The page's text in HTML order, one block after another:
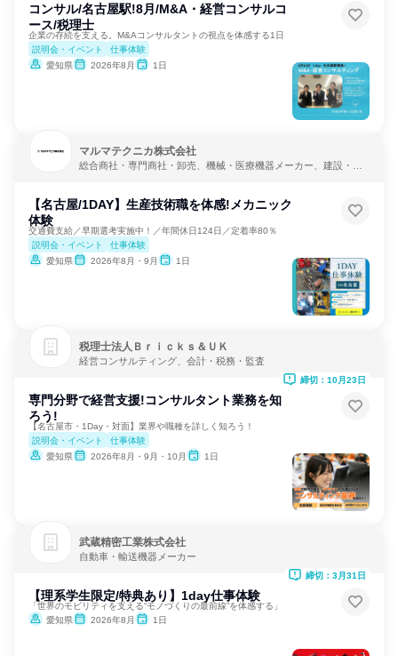
コンサル/名古屋駅!8月/M&A・経営コンサルコ
ース/税理士
企業の存続を支える。M&Aコンサルタントの視点を体感する1日
説明会・イベント
仕事体験
愛知県
2026年8月 1日
マルマテクニカ株式会社
総合商社・専門商社・卸売、機械・医療機器メーカー、建設・修
【名古屋/1DAY】生産技術職を体感!メカニック
体験
交通費支給／早期選考実施中！／年間休日124日／定着率80％
説明会・イベント
仕事体験
愛知県
2026年8月・9月 1日
税理士法人Ｂｒｉｃｋｓ＆ＵＫ
経営コンサルティング、会計・税務・監査
専門分野で経営支援!コンサルタント業務を知
ろう!
【名古屋市・1Day・対面】業界や職種を詳しく知ろう！
説明会・イベント
仕事体験
愛知県
2026年8月・9月・10月 1日
締切：10月23日
武蔵精密工業株式会社
自動車・輸送機器メーカー
【理系学生限定/特典あり】1day仕事体験
「世界のモビリティを支える“モノづくりの最前線”を体感する」
愛知県
2026年8月 1日
締切：3月31日